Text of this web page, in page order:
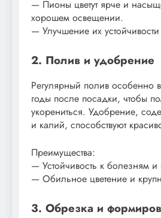
— Пионы цветут ярче и
хорошем освещении.
— Улучшение их
2. Полив и удобрение
Регулярный полив особенно
годы после посадки, чтобы
укорениться. Удобрение,
и калий, способствуют
Преимущества:
— Устойчивость к болезням и
— Обильное цветение и
3. Обрезка и